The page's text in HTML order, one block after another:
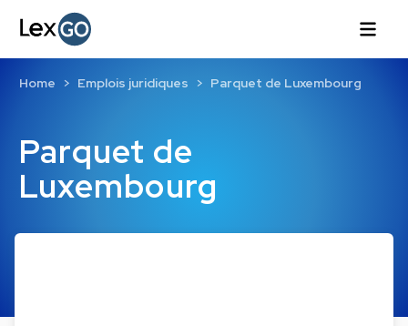
Parquet de
Luxembourg
Home Emplois juridiques Parquet de Luxembourg